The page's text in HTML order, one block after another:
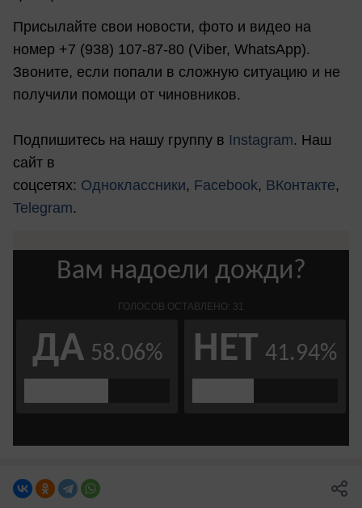
Присылайте свои новости, фото и видео на
номер +7 (938) 107-87-80 (Viber, WhatsApp).
Звоните, если попали в сложную ситуацию и не
получили помощи от чиновников.
Подпишитесь на нашу группу в Instagram. Наш
сайт в
соцсетях: Одноклассники, Facebook, ВКонтакте,
Telegram.